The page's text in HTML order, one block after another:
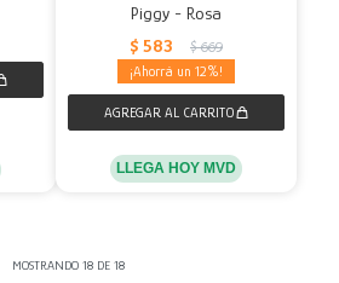
Piggy - Rosa
$ 583 $ 669
12
LLEGA HOY MVD
MOSTRANDO 18DE 18